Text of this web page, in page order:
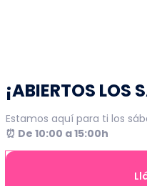
¡ABIERTOS LOS
Estamos aquí para ti los
⏰ De 10:00 a 15:00h